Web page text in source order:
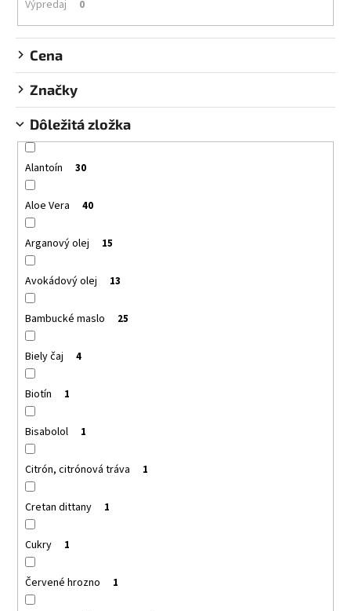
t
o
v
Výpredaj 0
Cena
Značky
Dôležitá zložka
Alantoín 30
Aloe Vera 40
Arganový olej 15
Avokádový olej 13
Bambucké maslo 25
Biely čaj 4
Biotín 1
Bisabolol 1
Citrón, citrónová tráva 1
Cretan dittany 1
Cukry 1
Červené hrozno 1
m
e
SANTO
VOLCANO
SPA
SPRCHOVACÍ
GÉL
SANTO
VOLCANO
SPA
SHOWER
GEL
€11,95